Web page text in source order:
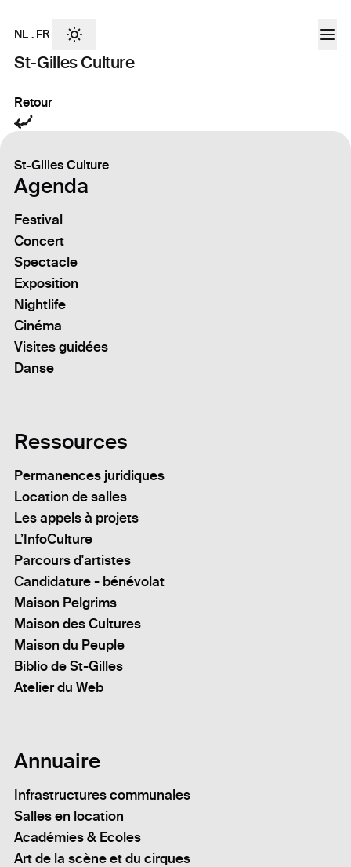
St-Gilles Culture
NL . FR
Retour
St-Gilles Culture
Agenda
Festival
Concert
Spectacle
Exposition
Nightlife
Cinéma
Visites guidées
Danse
Ressources
Permanences juridiques
Location de salles
Les appels à projets
L’InfoCulture
Parcours d'artistes
Candidature - bénévolat
Maison Pelgrims
Maison des Cultures
Maison du Peuple
Biblio de St-Gilles
Atelier du Web
Annuaire
Infrastructures communales
Salles en location
Académies & Ecoles
Art de la scène et du cirques